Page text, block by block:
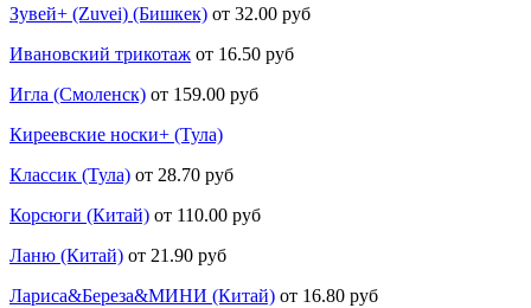
Зувей+ (Zuvei) (Бишкек) от 32.00 руб
Ивановский трикотаж от 16.50 руб
Игла (Смоленск) от 159.00 руб
Киреевские носки+ (Тула)
Классик (Тула) от 28.70 руб
Корсюги (Китай) от 110.00 руб
Ланю (Китай) от 21.90 руб
Лариса&Береза&МИНИ (Китай) от 16.80 руб